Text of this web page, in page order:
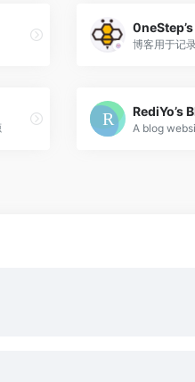
RediYo’s